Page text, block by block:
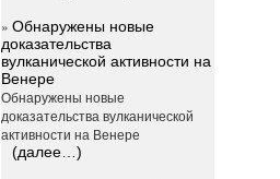
»Обнаружены новые
доказательства
вулканической активности на
Венере
Обнаружены новые
доказательства вулканической
активности на Венере
(далее…)